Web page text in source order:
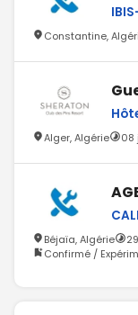
Constantine,
Alger, Algérie 08
Béjaïa, Algérie
Confirmé /